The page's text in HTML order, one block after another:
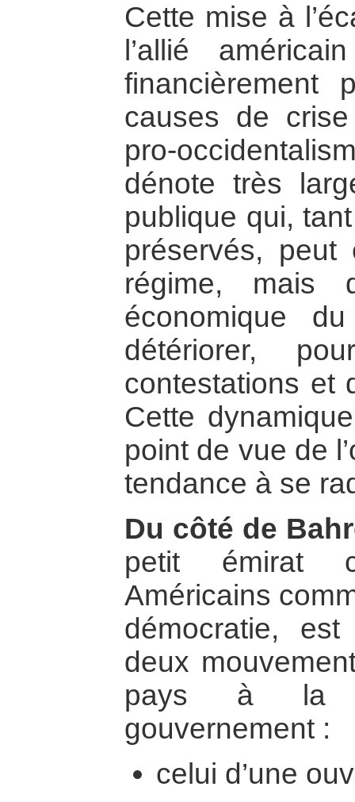
Cette mise à
l’allié
financièrement
causes de
pro-
dénote très
publique qui,
préservés,
régime, mais
économique
détériorer,
contestations et
Cette
point de vue de
tendance à se
Du côté de
petit émirat
Américains
démocratie,
deux
pays à la
gouvernement :
celui d’une